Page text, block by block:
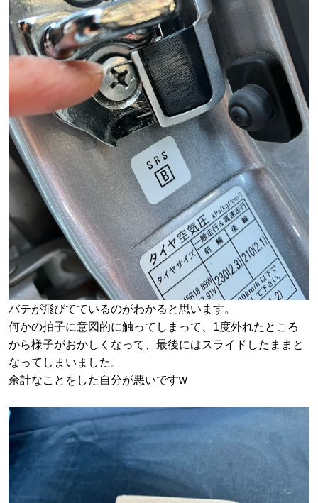
バテが飛びてているのがわかると思います。
何かの拍子に意図的に触ってしまって、1度外れたところ
から様子がおかしくなって、最後にはスライドしたままと
なってしまいました。
余計なことをした自分が悪いですw